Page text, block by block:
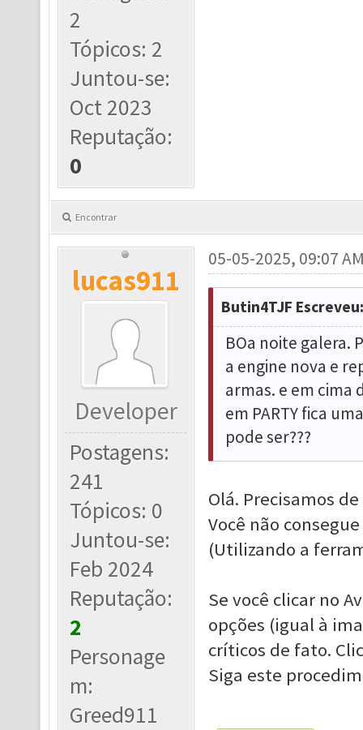
2
Tópicos: 2
Juntou-se:
Oct 2023
Reputação:
0
Encontrar
lucas911
Developer
Postagens:
241
Tópicos: 0
Juntou-se:
Feb 2024
Reputação:
2
Personage
m:
Greed911
05-05-2025, 09:07
Butin4TJF Escreveu:
BOa noite galera.
a engine nova e
armas. e em cima
em PARTY fica
pode ser???
Olá. Precisamos
Você não
(Utilizando a
Se você clicar no
opções (igual à
críticos de fato.
Siga este